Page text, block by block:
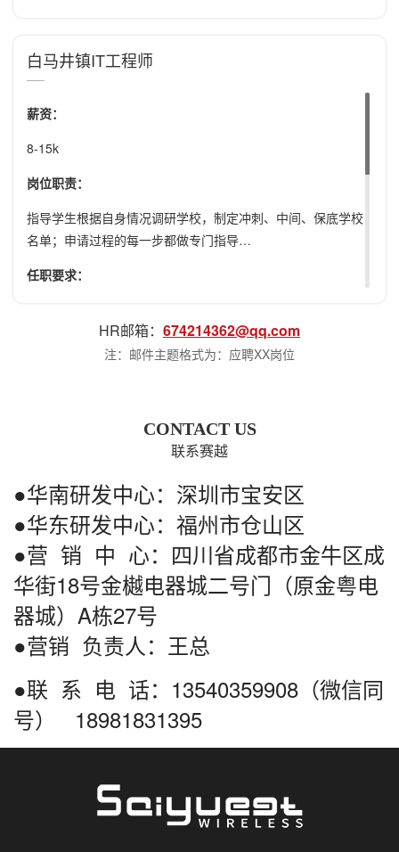
白马井镇IT工程师
薪资：
8-15k
岗位职责：
指导学生根据自身情况调研学校，制定冲刺、中间、保底学校
名单；申请过程的每一步都做专门指导…
任职要求：
习，能接受新事物。
1. 诚信负责，有良好的团队合作意识，做事积极主动；
3.大区经理报销发票整理，地区经理费用报销录入
HR邮箱： 674214362@qq.com
注：邮件主题格式为：应聘XX岗位
CONTACT US
联系赛越
●华南研发中心：深圳市宝安区
●华东研发中心：福州市仓山区
●营 销 中 心：四川省成都市金牛区成
华街18号金樾电器城二号门（原金粤电
器城）A栋27号
●营销 负责人：王总
●联 系 电 话：13540359908（微信同
号） 18981831395